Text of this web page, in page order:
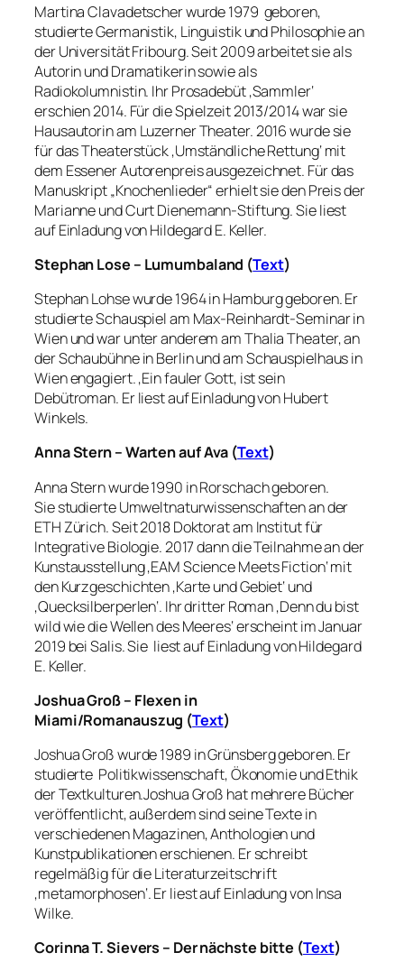
Martina Clavadetscher wurde 1979 geboren,
studierte Germanistik, Linguistik und Philosophie an
der Universität Fribourg. Seit 2009 arbeitet sie als
Autorin und Dramatikerin sowie als
Radiokolumnistin. Ihr Prosadebüt ‚Sammler‘
erschien 2014. Für die Spielzeit 2013/2014 war sie
Hausautorin am Luzerner Theater. 2016 wurde sie
für das Theaterstück ‚Umständliche Rettung‘ mit
dem Essener Autorenpreis ausgezeichnet. Für das
Manuskript „Knochenlieder“ erhielt sie den Preis der
Marianne und Curt Dienemann-Stiftung. Sie liest
auf Einladung von Hildegard E. Keller.
Stephan Lose – Lumumbaland (Text)
Stephan Lohse wurde 1964 in Hamburg geboren. Er
studierte Schauspiel am Max-Reinhardt-Seminar in
Wien und war unter anderem am Thalia Theater, an
der Schaubühne in Berlin und am Schauspielhaus in
Wien engagiert. ‚Ein fauler Gott‚ ist sein
Debütroman. Er liest auf Einladung von Hubert
Winkels.
Anna Stern –Warten auf Ava (Text)
Anna Stern wurde 1990 in Rorschach geboren.
Sie studierte Umweltnaturwissenschaften an der
ETH Zürich. Seit 2018 Doktorat am Institut für
Integrative Biologie. 2017 dann die Teilnahme an der
Kunstausstellung ‚EAM Science Meets Fiction‘ mit
den Kurzgeschichten ‚Karte und Gebiet‘ und
‚Quecksilberperlen‘. Ihr dritter Roman ‚Denn du bist
wild wie die Wellen des Meeres‘ erscheint im Januar
2019 bei Salis. Sie liest auf Einladung von Hildegard
E. Keller.
Joshua Groß – Flexen in
Miami/Romanauszug (Text)
Joshua Groß wurde 1989 in Grünsberg geboren. Er
studierte Politikwissenschaft, Ökonomie und Ethik
der Textkulturen.Joshua Groß hat mehrere Bücher
veröffentlicht, außerdem sind seine Texte in
verschiedenen Magazinen, Anthologien und
Kunstpublikationen erschienen. Er schreibt
regelmäßig für die Literaturzeitschrift
‚metamorphosen‘. Er liest auf Einladung von Insa
Wilke.
Corinna T. Sievers – Der nächste bitte (Text)